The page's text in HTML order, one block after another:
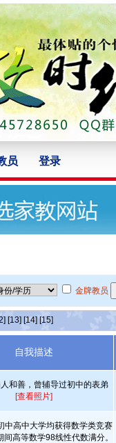
员 登录
金牌教员
[13] [14] [15]
自我描述
和善，曾辅导过初中的表弟
[查看照片]
中高中大学均获得数学类竞赛
间高等数学98线性代数满分。